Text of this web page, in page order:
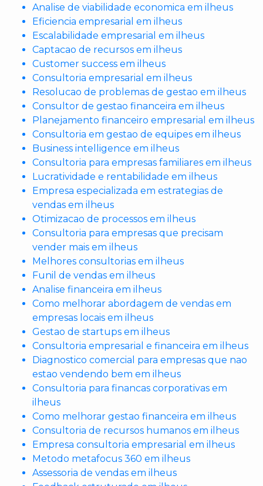
Analise de viabilidade economica em ilheus
Eficiencia empresarial em ilheus
Escalabilidade empresarial em ilheus
Captacao de recursos em ilheus
Customer success em ilheus
Consultoria empresarial em ilheus
Resolucao de problemas de gestao em ilheus
Consultor de gestao financeira em ilheus
Planejamento financeiro empresarial em ilheus
Consultoria em gestao de equipes em ilheus
Business intelligence em ilheus
Consultoria para empresas familiares em ilheus
Lucratividade e rentabilidade em ilheus
Empresa especializada em estrategias de
vendas em ilheus
Otimizacao de processos em ilheus
Consultoria para empresas que precisam
vender mais em ilheus
Melhores consultorias em ilheus
Funil de vendas em ilheus
Analise financeira em ilheus
Como melhorar abordagem de vendas em
empresas locais em ilheus
Gestao de startups em ilheus
Consultoria empresarial e financeira em ilheus
Diagnostico comercial para empresas que nao
estao vendendo bem em ilheus
Consultoria para financas corporativas em
ilheus
Como melhorar gestao financeira em ilheus
Consultoria de recursos humanos em ilheus
Empresa consultoria empresarial em ilheus
Metodo metafocus 360 em ilheus
Assessoria de vendas em ilheus